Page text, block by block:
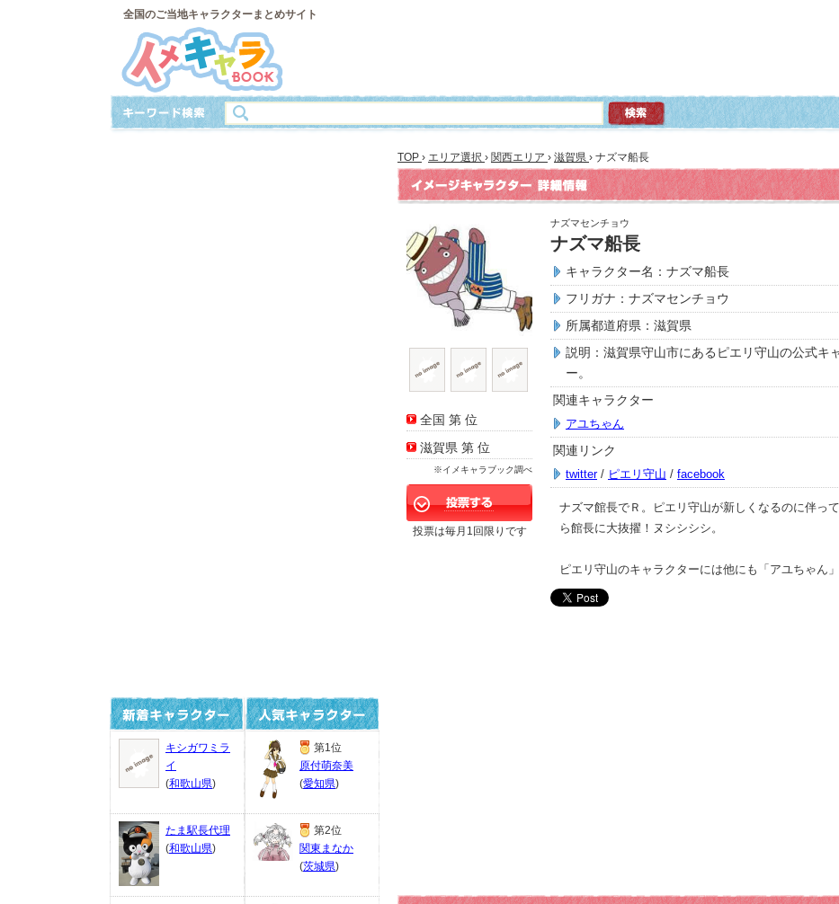
全国のご当地キャラクターまとめサイト
キシガワミラ
イ
(和歌山県)
たま駅長代理
(和歌山県)
第1位
原付萌奈美
(愛知県)
第2位
関東まなか
(茨城県)
TOP › エリア選択 › 関西エリア › 滋賀県 › ナズマ船長
全国 第 位
滋賀県 第 位
※イメキャラブック調べ
投票は毎月1回限りです
ナズマセンチョウ
ナズマ船長
キャラクター名：ナズマ船長
フリガナ：ナズマセンチョウ
所属都道府県：滋賀県
説明：滋賀県守山市にあるピエリ守山の公式キ
ー。
関連キャラクター
アユちゃん
関連リンク
twitter/ ピエリ守山 / facebook
ナズマ館長でＲ。ピエリ守山が新しくなるのに伴っ
ら館長に大抜擢！ヌシシシシ。
ピエリ守山のキャラクターには他にも「アユちゃん」